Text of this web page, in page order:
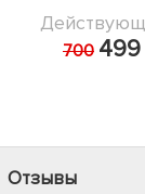
700 499
Отзывы